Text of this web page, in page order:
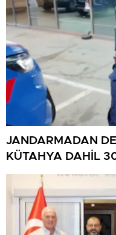
JANDARMADAN
KÜTAHYA DAHİL